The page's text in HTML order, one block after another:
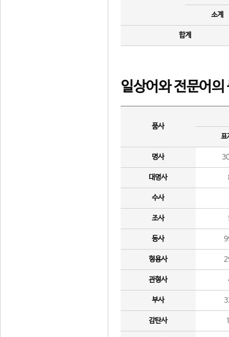
소계
합계
일상어와 전문어의
품사
표
명사
대명사
수사
조사
동사
형용사
관형사
부사
감탄사